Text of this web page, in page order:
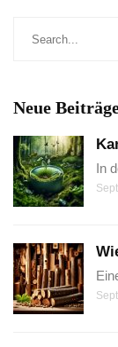
Neue
In